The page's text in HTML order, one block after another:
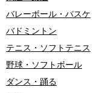
バレーボール・バスケ
バドミントン
テニス・ソフトテニス
野球・ソフトボール
ダンス・踊る